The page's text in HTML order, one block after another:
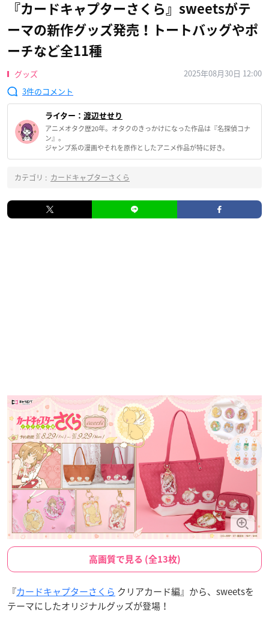
『カードキャプターさくら』sweetsがテ
ーマの新作グッズ発売！トートバッグやポ
ーチなど全11種
グッズ
2025年08月30日 12:00
3
ライター： 渡辺せせり
アニメオタク歴20年。オタクのきっかけになった作品は『名探偵コナ
ン』。
ジャンプ系の漫画やそれを原作としたアニメ作品が特に好き。
カテゴリ : カードキャプターさくら
高画質で見る (全13枚)
『カードキャプターさくら クリアカード編』から、sweetsを
テーマにしたオリジナルグッズが登場！